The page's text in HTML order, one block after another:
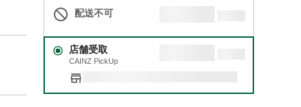
配送不可
店舗受取
CAINZ PickUp